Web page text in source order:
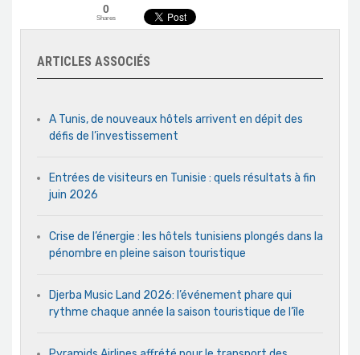
0
Shares
ARTICLES ASSOCIÉS
A Tunis, de nouveaux hôtels arrivent en dépit des
défis de l’investissement
Entrées de visiteurs en Tunisie : quels résultats à fin
juin 2026
Crise de l’énergie : les hôtels tunisiens plongés dans la
pénombre en pleine saison touristique
Djerba Music Land 2026: l’événement phare qui
rythme chaque année la saison touristique de l’île